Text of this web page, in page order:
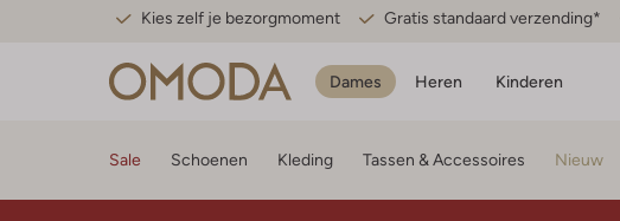
Kies zelf je bezorgmoment Gratis standaard verzending*
Dames Heren Kinderen
Sale Schoenen Kleding Tassen & Accessoires Nieuw